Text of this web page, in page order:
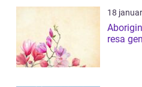
18
Aboriginers
resa